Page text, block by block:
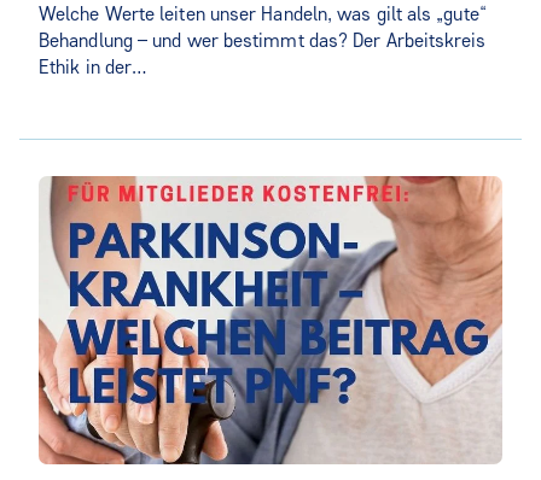
Welche Werte leiten unser Handeln, was gilt als „gute“
Behandlung – und wer bestimmt das? Der Arbeitskreis
Ethik in der…